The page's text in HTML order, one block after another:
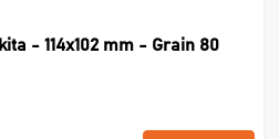
- 114x102 mm - Grain 80